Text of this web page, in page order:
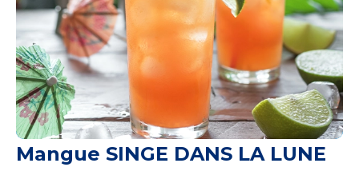
Mangue SINGE DANS LA LUNE